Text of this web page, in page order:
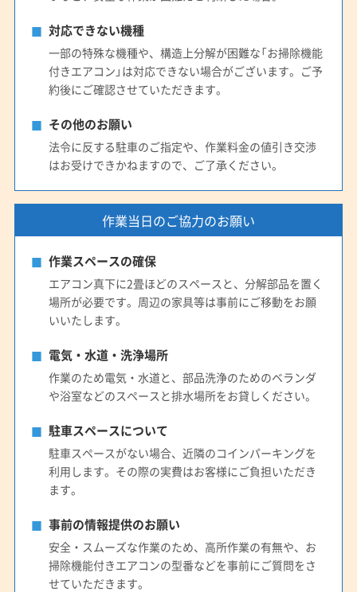
対応できない機種
一部の特殊な機種や、構造上分解が困難な「お掃除機能
付きエアコン」は対応できない場合がございます。ご予
約後にご確認させていただきます。
その他のお願い
法令に反する駐車のご指定や、作業料金の値引き交渉
はお受けできかねますので、ご了承ください。
作業当日のご協力のお願い
作業スペースの確保
エアコン真下に2畳ほどのスペースと、分解部品を置く
場所が必要です。周辺の家具等は事前にご移動をお願
いいたします。
電気・水道・洗浄場所
作業のため電気・水道と、部品洗浄のためのベランダ
や浴室などのスペースと排水場所をお貸しください。
駐車スペースについて
駐車スペースがない場合、近隣のコインパーキングを
利用します。その際の実費はお客様にご負担いただき
ます。
事前の情報提供のお願い
安全・スムーズな作業のため、高所作業の有無や、お
掃除機能付きエアコンの型番などを事前にご質問をさ
せていただきます。